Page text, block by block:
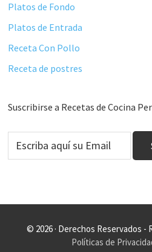
Platos de Fondo
Platos de Entrada
Receta Con Pollo
Receta de postres
Suscribirse a Recetas de Cocina
© 2026 · Derechos Reservados -
Políticas de